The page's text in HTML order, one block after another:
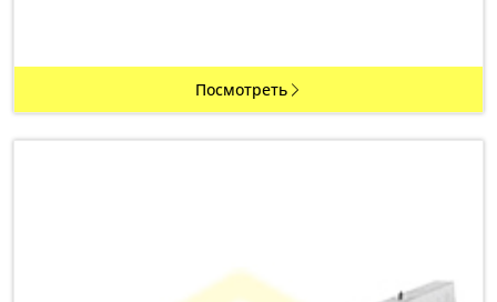
Посмотреть